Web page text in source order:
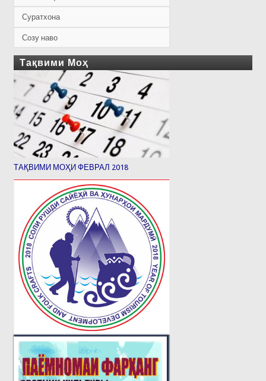
Суратхона
Созу наво
Тақвими Моҳ
ТАҚВИМИ МОҲИ ФЕВРАЛ 2018